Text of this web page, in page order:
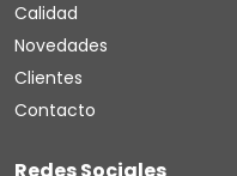
Calidad
Novedades
Clientes
Contacto